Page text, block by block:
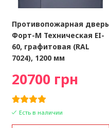
Противопожарная дверь
Форт-М Техническая EI-
60, графитовая (RAL
7024), 1200 мм
20700 грн
Есть в наличии